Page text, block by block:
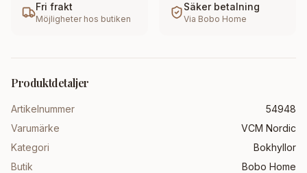
Fri frakt
Möjligheter hos butiken
Säker betalning
Via Bobo Home
Produktdetaljer
Artikelnummer
54948
Varumärke
VCM Nordic
Kategori
Bokhyllor
Butik
Bobo Home